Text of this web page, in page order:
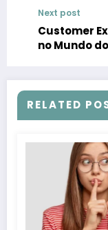
Next post
Customer
no Mundo
RELATED